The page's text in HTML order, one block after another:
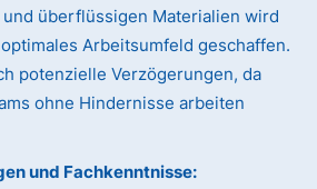
und überflüssigen Materialien wird
Arbeitsumfeld geschaffen.
potenzielle Verzögerungen, da
ohne Hindernisse arbeiten
und Fachkenntnisse: